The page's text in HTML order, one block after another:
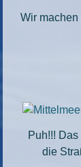
Wir machen
Puh!!!
die